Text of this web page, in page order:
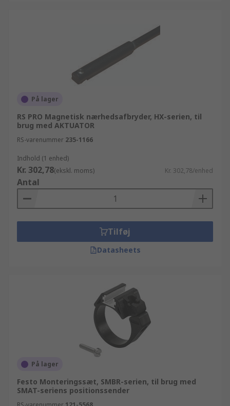
På lager
RS PRO Magnetisk nærhedsafbryder, HX-serien, til
brug med AKTUATOR
RS-varenummer 235-1166
Indhold (1 enhed)
Kr. 302,78(ekskl. moms) Kr. 302,78/enhed
Antal
Tilføj
Datasheets
På lager
Festo Monteringssæt, SMBR-serien, til brug med
SMAT-seriens positionssender